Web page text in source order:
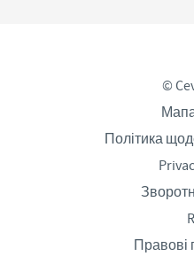
©
Політика
Правові